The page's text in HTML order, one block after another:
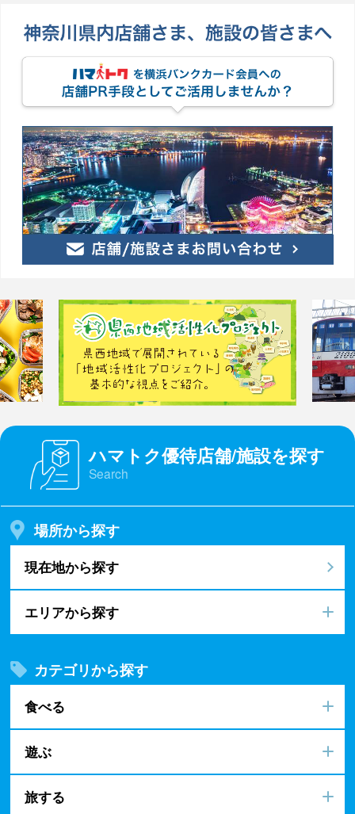
ハマトク優待店舗/施設を探す
Search
場所から探す
現在地から探す
エリアから探す
カテゴリから探す
食べる
遊ぶ
旅する